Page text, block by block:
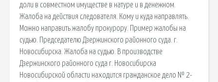
доли в совместном имуществе в натуре и в денежном.
Жалоба на действия следователя. Кому и куда направлять.
Можно направить жалобу прокурору. Пример жалобы на
судью. Председателю Дзержинского районного суда. г.
Новосибирска. Жалоба на судью. В производстве
Дзержинского районного суда г. Новосибирска
Новосибирской области находится гражданское дело № 2-